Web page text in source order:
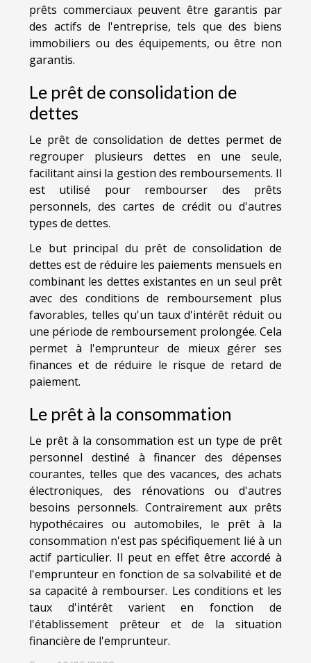
prêts commerciaux peuvent être garantis par
des actifs de l'entreprise, tels que des biens
immobiliers ou des équipements, ou être non
garantis.
Le prêt de consolidation de
dettes
Le prêt de consolidation de dettes permet de
regrouper plusieurs dettes en une seule,
facilitant ainsi la gestion des remboursements. Il
est utilisé pour rembourser des prêts
personnels, des cartes de crédit ou d'autres
types de dettes.
Le but principal du prêt de consolidation de
dettes est de réduire les paiements mensuels en
combinant les dettes existantes en un seul prêt
avec des conditions de remboursement plus
favorables, telles qu'un taux d'intérêt réduit ou
une période de remboursement prolongée. Cela
permet à l'emprunteur de mieux gérer ses
finances et de réduire le risque de retard de
paiement.
Le prêt à la consommation
Le prêt à la consommation est un type de prêt
personnel destiné à financer des dépenses
courantes, telles que des vacances, des achats
électroniques, des rénovations ou d'autres
besoins personnels. Contrairement aux prêts
hypothécaires ou automobiles, le prêt à la
consommation n'est pas spécifiquement lié à un
actif particulier. Il peut en effet être accordé à
l'emprunteur en fonction de sa solvabilité et de
sa capacité à rembourser. Les conditions et les
taux d'intérêt varient en fonction de
l'établissement prêteur et de la situation
financière de l'emprunteur.